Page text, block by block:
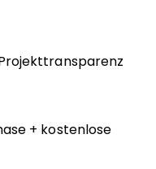
+ kostenlose